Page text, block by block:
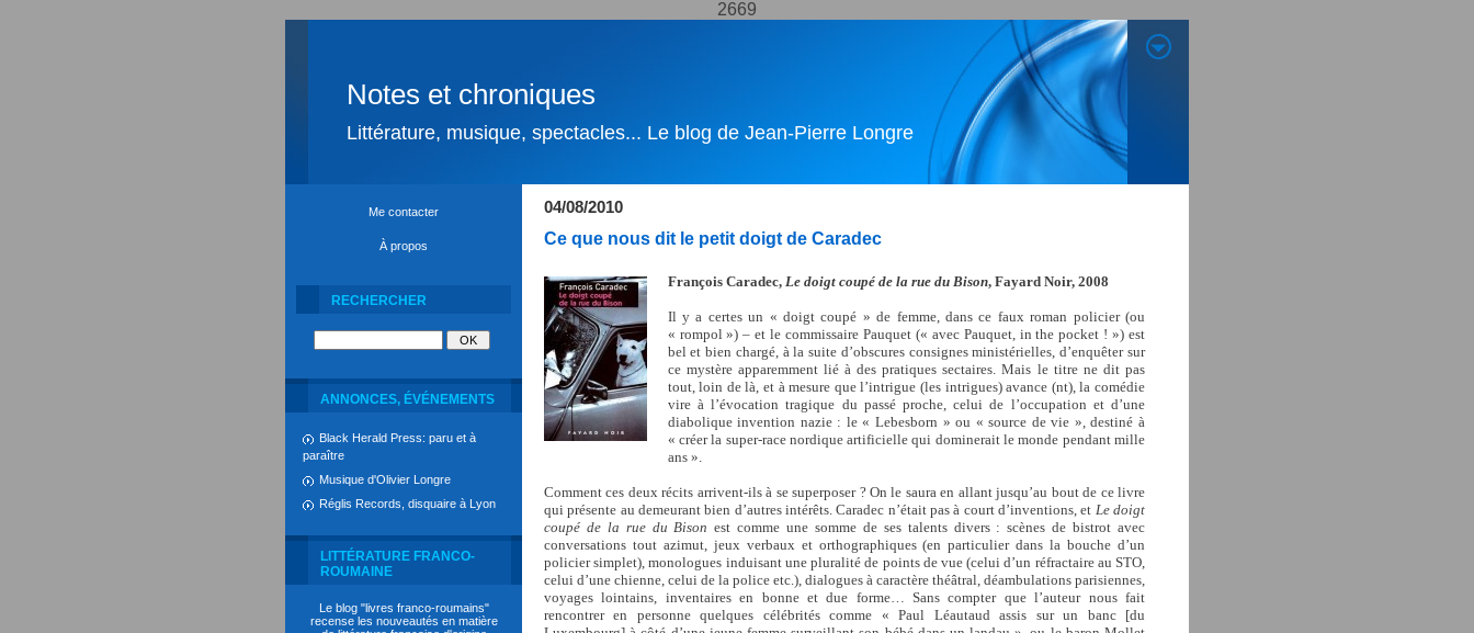
2669
Notes et chroniques
Littérature, musique, spectacles... Le blog de Jean-Pierre Longre
Me contacter
À propos
RECHERCHER
ANNONCES, ÉVÉNEMENTS
Black Herald Press: paru et à
paraître
Musique d'Olivier Longre
Réglis Records, disquaire à Lyon
LITTÉRATURE FRANCO-
ROUMAINE
Le blog "livres franco-roumains"
recense les nouveautés en matière
04/08/2010
Ce que nous dit le petit doigt de Caradec
François Caradec, Le doigt coupé de la rue du Bison, Fayard Noir, 2008
Il y a certes un « doigt coupé » de femme, dans ce faux roman policier (ou
« rompol ») – et le commissaire Pauquet (« avec Pauquet, in the pocket ! ») est
bel et bien chargé, à la suite d’obscures consignes ministérielles, d’enquêter sur
ce mystère apparemment lié à des pratiques sectaires. Mais le titre ne dit pas
tout, loin de là, et à mesure que l’intrigue (les intrigues) avance (nt), la comédie
vire à l’évocation tragique du passé proche, celui de l’occupation et d’une
diabolique invention nazie : le « Lebesborn » ou « source de vie », destiné à
« créer la super-race nordique artificielle qui dominerait le monde pendant mille
ans ».
Comment ces deux récits arrivent-ils à se superposer ? On le saura en allant jusqu’au bout de ce livre
qui présente au demeurant bien d’autres intérêts. Caradec n’était pas à court d’inventions, et Le doigt
coupé de la rue du Bison est comme une somme de ses talents divers : scènes de bistrot avec
conversations tout azimut, jeux verbaux et orthographiques (en particulier dans la bouche d’un
policier simplet), monologues induisant une pluralité de points de vue (celui d’un réfractaire au STO,
celui d’une chienne, celui de la police etc.), dialogues à caractère théâtral, déambulations parisiennes,
voyages lointains, inventaires en bonne et due forme… Sans compter que l’auteur nous fait
rencontrer en personne quelques célébrités comme « Paul Léautaud assis sur un banc [du